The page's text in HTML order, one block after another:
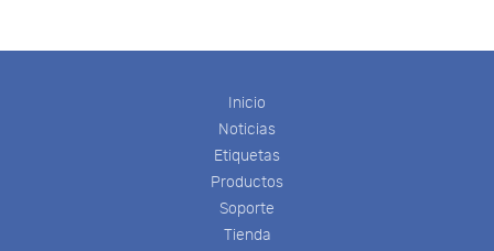
Inicio
Noticias
Etiquetas
Productos
Soporte
Tienda